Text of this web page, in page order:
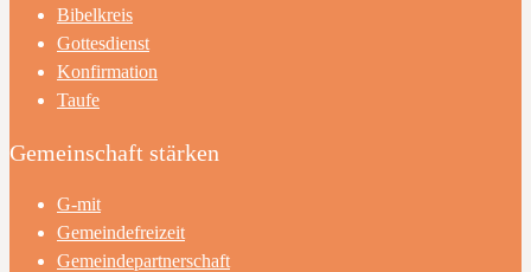
Bibelkreis
Gottesdienst
Konfirmation
Taufe
Gemeinschaft stärken
G-mit
Gemeindefreizeit
Gemeindepartnerschaft